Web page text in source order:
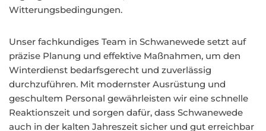
Witterungsbedingungen.
Unser fachkundiges Team in Schwanewede setzt auf
präzise Planung und effektive Maßnahmen, um den
Winterdienst bedarfsgerecht und zuverlässig
durchzuführen. Mit modernster Ausrüstung und
geschultem Personal gewährleisten wir eine schnelle
Reaktionszeit und sorgen dafür, dass Schwanewede
auch in der kalten Jahreszeit sicher und gut erreichbar